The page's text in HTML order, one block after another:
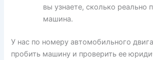
вы узнаете, сколько реально
машина.
У нас по номеру автомобильного
пробить машину и проверить ее